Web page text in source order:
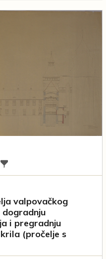
valpovačkog
i pregradnju
(pročelje s